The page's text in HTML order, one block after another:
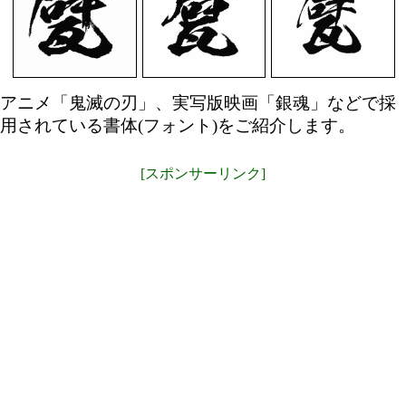
アニメ「鬼滅の刃」、実写版映画「銀魂」などで採
用されている書体(フォント)をご紹介します。
[スポンサーリンク]